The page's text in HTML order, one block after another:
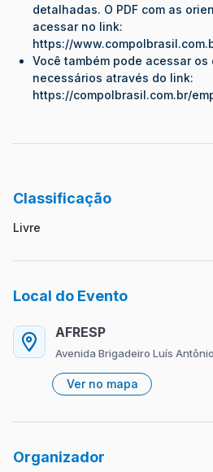
detalhadas. O PDF com as
acessar no link:
https://
⁠⁠Você também pode acessar
necessários através do link:
https://compolbrasil.com.br/
Classificação
Livre
Local do Evento
AFRESP
Avenida Brigadeiro Luís
Ver no mapa
Organizador